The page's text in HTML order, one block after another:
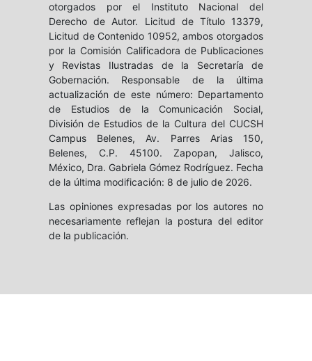
otorgados por el Instituto Nacional del
Derecho de Autor. Licitud de Título 13379,
Licitud de Contenido 10952, ambos otorgados
por la Comisión Calificadora de Publicaciones
y Revistas Ilustradas de la Secretaría de
Gobernación. Responsable de la última
actualización de este número: Departamento
de Estudios de la Comunicación Social,
División de Estudios de la Cultura del CUCSH
Campus Belenes, Av. Parres Arias 150,
Belenes, C.P. 45100. Zapopan, Jalisco,
México, Dra. Gabriela Gómez Rodríguez. Fecha
de la última modificación: 8 de julio de 2026.
Las opiniones expresadas por los autores no
necesariamente reflejan la postura del editor
de la publicación.